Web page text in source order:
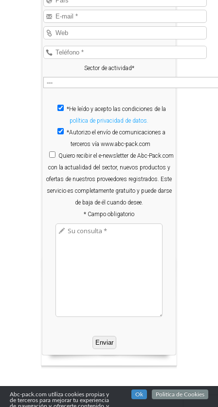
Sector de actividad*
*He leído y acepto las condiciones de la
política de privacidad de datos.
*Autorizo el envío de comunicaciones a
terceros vía www.abc-pack.com
Quiero recibir el e-newsletter de Abc-Pack.com
con la actualidad del sector, nuevos productos y
ofertas de nuestros proveedores registrados. Este
servicio es completamente gratuito y puede darse
de baja de él cuando desee.
* Campo obligatorio
Abc-pack.com utiliza cookies propias y
de terceros para mejorar tu experiencia
Ok Politica de Cookies